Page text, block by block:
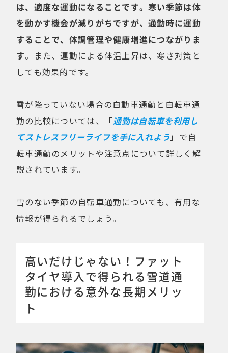
は、適度な運動になることです。寒い季節は体
を動かす機会が減りがちですが、通勤時に運動
することで、体調管理や健康増進につながりま
す。また、運動による体温上昇は、寒さ対策と
しても効果的です。
雪が降っていない場合の自動車通勤と自転車通
勤の比較については、「通勤は自転車を利用し
てストレスフリーライフを手に入れよう 」で自
転車通勤のメリットや注意点について詳しく解
説されています。
雪のない季節の自転車通勤についても、有用な
情報が得られるでしょう。
高いだけじゃない！ファット
タイヤ導入で得られる雪道通
勤における意外な長期メリッ
ト